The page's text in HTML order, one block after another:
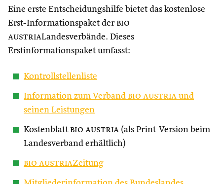
Eine erste Entscheidungshilfe bietet das kostenlose
Erst-Informationspaket der bio
austriaLandesverbände. Dieses
Erstinformationspaket umfasst:
Kontrollstellenliste
Information zum Verband bio austria und
seinen Leistungen
Kostenblatt bio austria (als Print-Version beim
Landesverband erhältlich)
bio austriaZeitung